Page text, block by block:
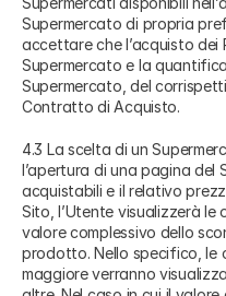
Supermercato di propria
accettare che l’acquisto
Supermercato e la
Supermercato, del
Contratto di Acquisto.
4.3 La scelta di un
l’apertura di una pagina del
acquistabili e il relativo
Sito, l’Utente visualizzerà
valore complessivo dello
prodotto. Nello specifico, le
maggiore verranno